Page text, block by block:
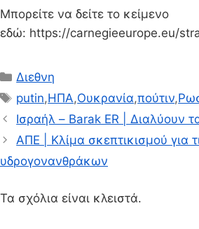
Μπορείτε να δείτε το κείμενο
εδώ: https://carnegieeurope.eu/
Κατηγορίες
Διεθνη
Ετικέτες
putin,ΗΠΑ,Ουκρανία,πούτιν,
Ισραήλ – Barak ER | Διαλύουν
ΑΠΕ | Κλίμα σκεπτικισμού για
υδρογονανθράκων
Τα σχόλια είναι κλειστά.